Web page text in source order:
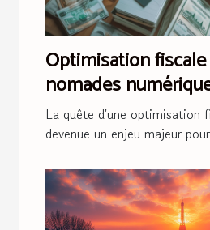
Optimisation
nomades
pays clés en 2023
La quête d'une optimisation
devenue un enjeu majeur